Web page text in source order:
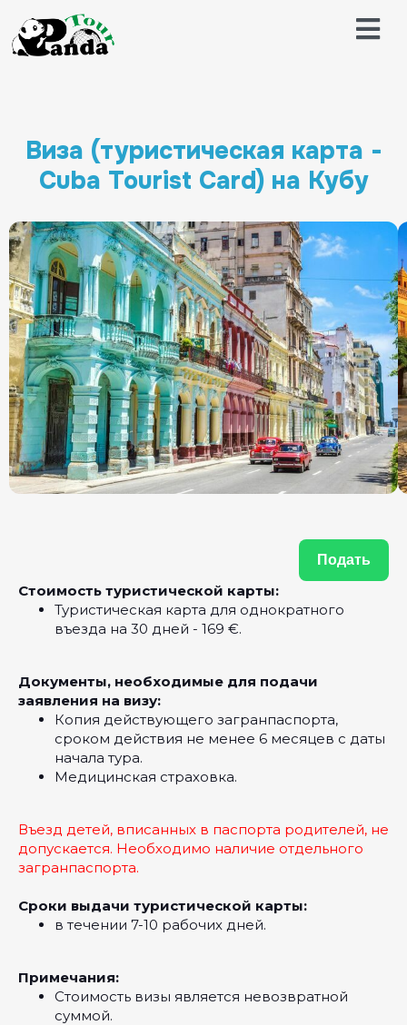
Виза (туристическая карта -
Cuba Tourist Card) на Кубу
Подать
Стоимость туристической карты:
Туристическая карта для однократного
въезда на 30 дней - 169 €‎.
Документы, необходимые для подачи
заявления на визу:
Копия действующего загранпаспорта,
сроком действия не менее 6 месяцев с даты
начала тура.
Медицинская страховка.
Въезд детей, вписанных в паспорта родителей, не
допускается. Необходимо наличие отдельного
загранпаспорта.
Сроки выдачи туристической карты:
в течении 7-10 рабочих дней.
Примечания:
Стоимость визы является невозвратной
суммой.